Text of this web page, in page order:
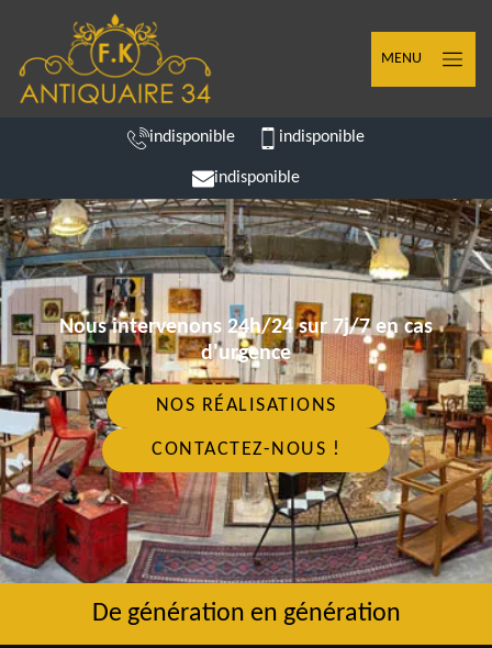
MENU
indisponible indisponible
indisponible
Nous intervenons 24h/24 sur 7j/7 en cas
d'urgence
NOS RÉALISATIONS
CONTACTEZ-NOUS !
De génération en génération